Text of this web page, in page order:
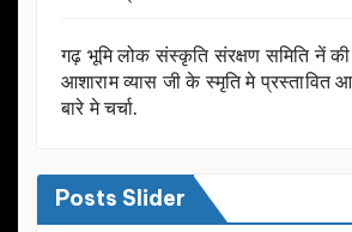
गढ़ भूमि लोक संस्कृति संरक्षण समिति नें
आशाराम व्यास जी के स्मृति मे प्रस्तावित
बारे मे चर्चा.
Posts Slider